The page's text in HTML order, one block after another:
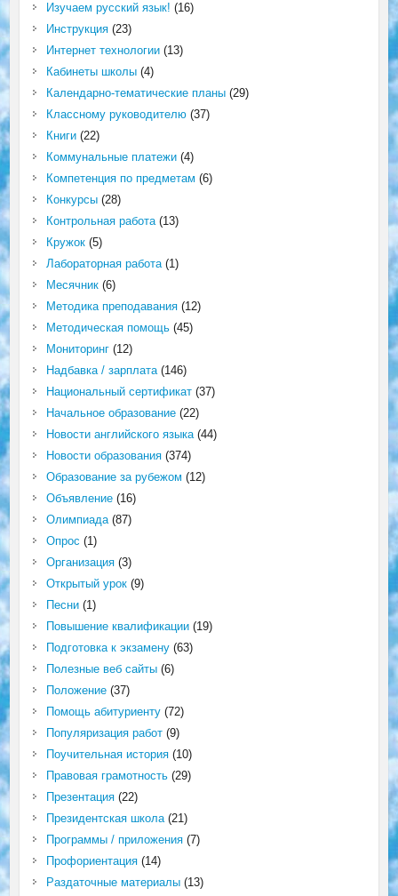
Изучаем русский язык! (16)
Инструкция(23)
Интернет технологии(13)
Кабинеты школы(4)
Календарно-тематические планы(29)
Классному руководителю(37)
Книги(22)
Коммунальные платежи(4)
Компетенция по предметам (6)
Конкурсы(28)
Контрольная работа(13)
Кружок(5)
Лабораторная работа(1)
Месячник(6)
Методика преподавания(12)
Методическая помощь(45)
Мониторинг(12)
Надбавка / зарплата(146)
Национальный сертификат(37)
Начальное образование(22)
Новости английского языка(44)
Новости образования(374)
Образование за рубежом (12)
Объявление(16)
Олимпиада(87)
Опрос (1)
Организация(3)
Открытый урок(9)
Песни(1)
Повышение квалификации(19)
Подготовка к экзамену(63)
Полезные веб сайты(6)
Положение(37)
Помощь абитуриенту(72)
Популяризация работ(9)
Поучительная история(10)
Правовая грамотность(29)
Презентация(22)
Президентская школа(21)
Программы / приложения(7)
Профориентация(14)
Раздаточные материалы(13)